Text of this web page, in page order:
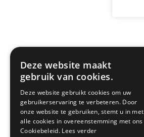
Deze website maakt
gebruik van cookies.
Deze website gebruikt cookies om uw
gebruikerservaring te verbeteren. Door
onze website te gebruiken, stemt u in met
alle cookies in overeenstemming met ons
Cookiebeleid. Lees verder